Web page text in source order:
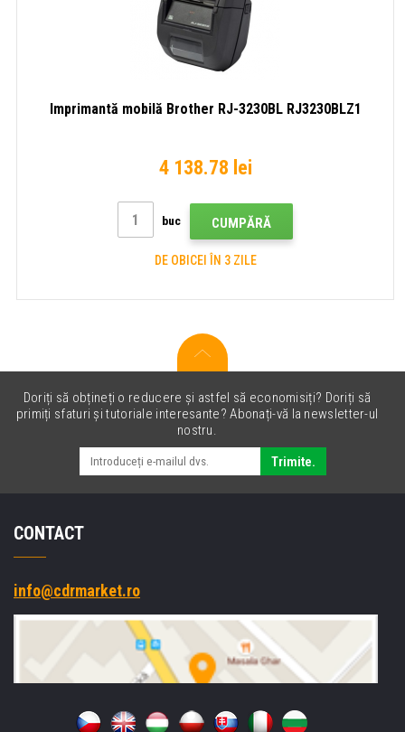
Imprimantă mobilă Brother RJ-3230BL RJ3230BLZ1
4 138.78 lei
buc CUMPĂRĂ
DE OBICEI ÎN 3 ZILE
Doriți să obțineți o reducere și astfel să economisiți? Doriți să
primiți sfaturi și tutoriale interesante? Abonați-vă la newsletter-ul
nostru.
Trimite.
CONTACT
info@cdrmarket.ro